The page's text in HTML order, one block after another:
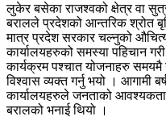
लुकेर बसेका राजश्वको क्षेत्र वा
बरालले प्रदेशको आन्तरिक श्रोत
मात्र प्रदेश सरकार चल्नुको
कार्यालयहरुको समस्या पहिचान
कार्यक्रम पश्चात योजनाहरु
विश्वास व्यक्त गर्नु भयो । आगामी
कार्यालयहरुले जनताको
बरालको भनाई थियो ।